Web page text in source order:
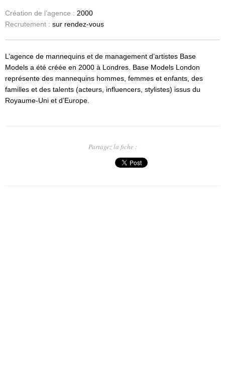
Création de l’agence : 2000
Recrutement : sur rendez-vous
L’agence de mannequins et de management d’artistes Base
Models a été créée en 2000 à Londres. Base Models London
représente des mannequins hommes, femmes et enfants, des
familles et des talents (acteurs, influencers, stylistes) issus du
Royaume-Uni et d’Europe.
Partagez la fiche :